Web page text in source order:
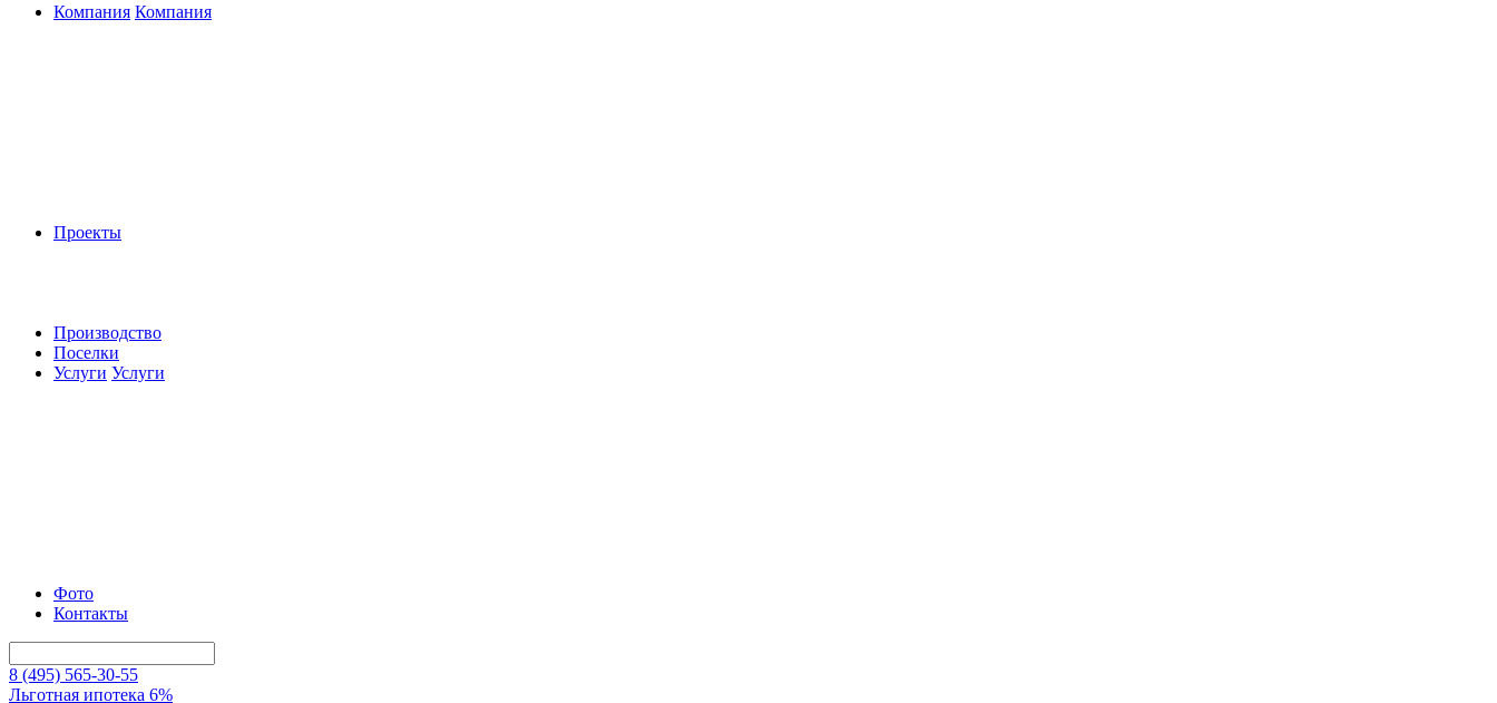
Компания Компания
Проекты
Производство
Поселки
Услуги Услуги
Фото
Контакты
8 (495) 565-30-55
Льготная ипотека 6%